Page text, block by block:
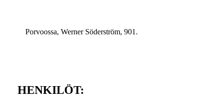
Porvoossa, Werner Söderström, 901.
HENKILÖT: